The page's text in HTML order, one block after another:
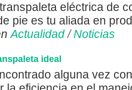
eléctrica de
pie es tu aliada en
Actualidad / Noticias
ideal
alguna vez